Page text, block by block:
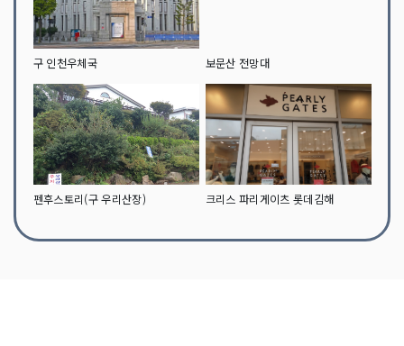
구 인천우체국 보문산 전망대
펜후스토리(구 우리산장) 크리스 파리게이츠 롯데김해